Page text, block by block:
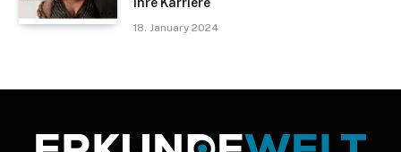
ihre Karriere
18. January 2024